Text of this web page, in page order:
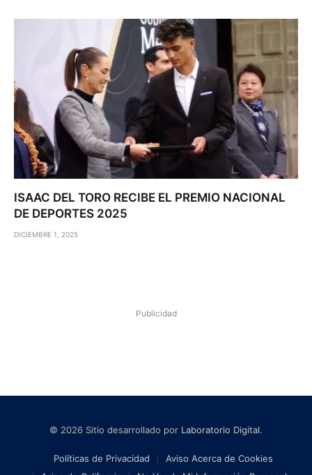
ISAAC DEL TORO RECIBE EL PREMIO NACIONAL
DE DEPORTES 2025
DICIEMBRE 1, 2025
Publicidad
© 2026 Sitio desarrollado por Laboratorio Digital.
Políticas de Privacidad
Aviso Acerca de Cookies